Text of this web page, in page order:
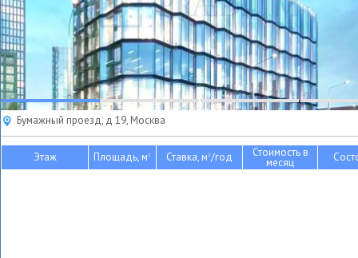
Бумажный проезд, д 19, Москва
Этаж Площадь, м2 Ставка, м2/год Стоимость в
месяц